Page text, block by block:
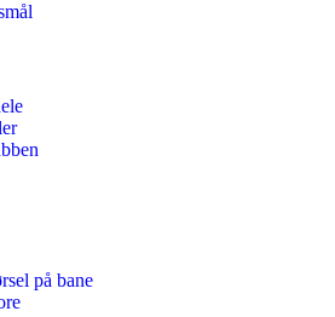
på bane